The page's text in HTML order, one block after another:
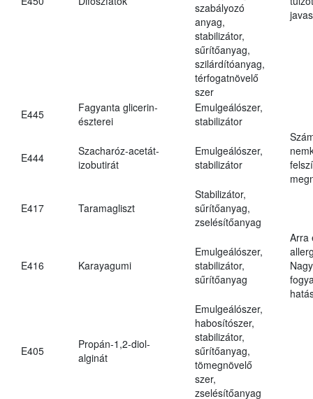
szabályozó
anyag,
stabilizátor,
sűrítőanyag,
szilárdítóanyag,
térfogatnövelő
szer
E445
Fagyanta glicerin-
észterei
Emulgeálószer,
stabilizátor
E444
Szacharóz-acetát-
izobutirát
Emulgeálószer,
stabilizátor
E417 Taramagliszt
Stabilizátor,
sűrítőanyag,
zselésítőanyag
E416 Karayagumi
Emulgeálószer,
stabilizátor,
sűrítőanyag
Arra
E405
Propán-1,2-diol-
alginát
Emulgeálószer,
habosítószer,
stabilizátor,
sűrítőanyag,
tömegnövelő
szer,
zselésítőanyag